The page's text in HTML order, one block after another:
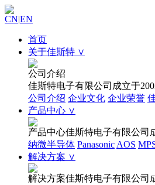
CN|EN
首页
关于佳斯特 ∨
公司介绍
佳斯特电子有限公司成立于
公司介绍 企业文化 企业荣誉
产品中心 ∨
产品中心佳斯特电子有限公司
纳微半导体 Panasonic AOS
解决方案 ∨
解决方案佳斯特电子有限公司